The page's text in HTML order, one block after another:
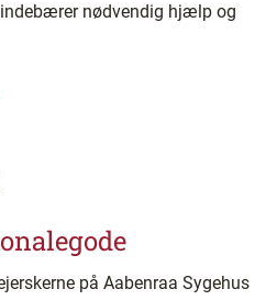
nødvendig hjælp og
på Aabenraa Sygehus